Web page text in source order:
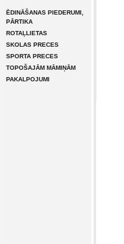
ĒDINĀŠANAS PIEDERUMI,
PĀRTIKA
ROTAĻLIETAS
SKOLAS PRECES
SPORTA PRECES
TOPOŠAJĀM MĀMIŅĀM
PAKALPOJUMI